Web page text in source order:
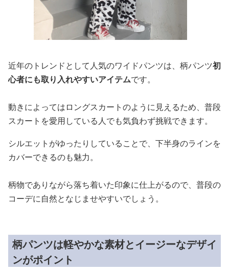
近年のトレンドとして人気のワイドパンツは、柄パンツ初
心者にも取り入れやすいアイテムです。
動きによってはロングスカートのように見えるため、普段
スカートを愛用している人でも気負わず挑戦できます。
シルエットがゆったりしていることで、下半身のラインを
カバーできるのも魅力。
柄物でありながら落ち着いた印象に仕上がるので、普段の
コーデに自然となじませやすいでしょう。
柄パンツは軽やかな素材とイージーなデザイ
ンがポイント